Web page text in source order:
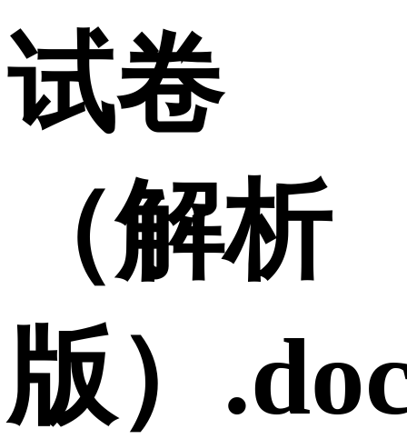
试卷
（解析
版）